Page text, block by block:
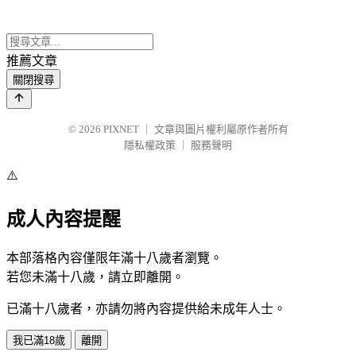
推薦文章
關閉搜尋
© 2026 PIXNET
文章與圖片權利屬原作者所有
隱私權政策
服務聲明
⚠️
成人內容提醒
本部落格內容僅限年滿十八歲者瀏覽。
若您未滿十八歲，請立即離開。
已滿十八歲者，亦請勿將內容提供給未成年人士。
我已滿18歲 離開